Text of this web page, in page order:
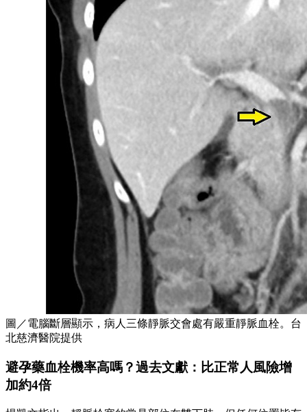
圖／電腦斷層顯示，病人三條靜脈交會處有嚴重靜脈血栓。台
北慈濟醫院提供
避孕藥血栓機率高嗎？過去文獻：比正常人風險增
加約4倍